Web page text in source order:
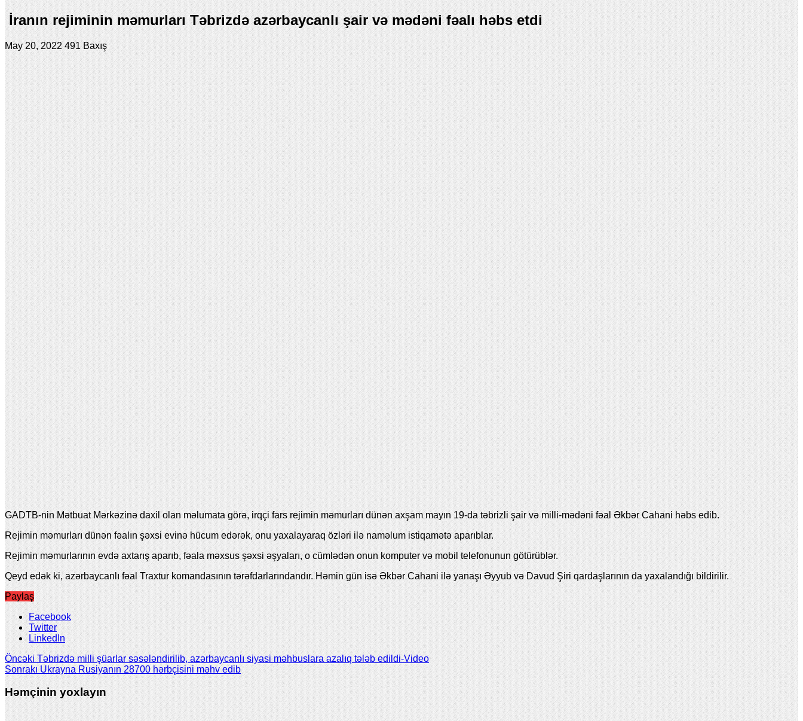
İranın rejiminin məmurları Təbrizdə azərbaycanlı şair və mədəni fəalı həbs etdi
May 20, 2022 491 Baxış
GADTB-nin Mətbuat Mərkəzinə daxil olan məlumata görə, irqçi fars rejimin məmurları dünən axşam mayın 19-da təbrizli şair və milli-mədəni fəal Əkbər Cahani həbs edib.
Rejimin məmurları dünən fəalın şəxsi evinə hücum edərək, onu yaxalayaraq özləri ilə naməlum istiqamətə aparıblar.
Rejimin məmurlarının evdə axtarış aparıb, fəala məxsus şəxsi əşyaları, o cümlədən onun komputer və mobil telefonunun götürüblər.
Qeyd edək ki, azərbaycanlı fəal Traxtur komandasının tərəfdarlarındandır. Həmin gün isə Əkbər Cahani ilə yanaşı Əyyub və Davud Şiri qardaşlarının da yaxalandığı bildirilir.
Paylaş
Facebook
Twitter
LinkedIn
ÖncəkiTəbrizdə milli şüarlar səsələndirilib, azərbaycanlı siyasi məhbuslara azalıq tələb edildi-Video
Sonrakı Ukrayna Rusiyanın 28700 hərbçisini məhv edib
Həmçinin yoxlayın